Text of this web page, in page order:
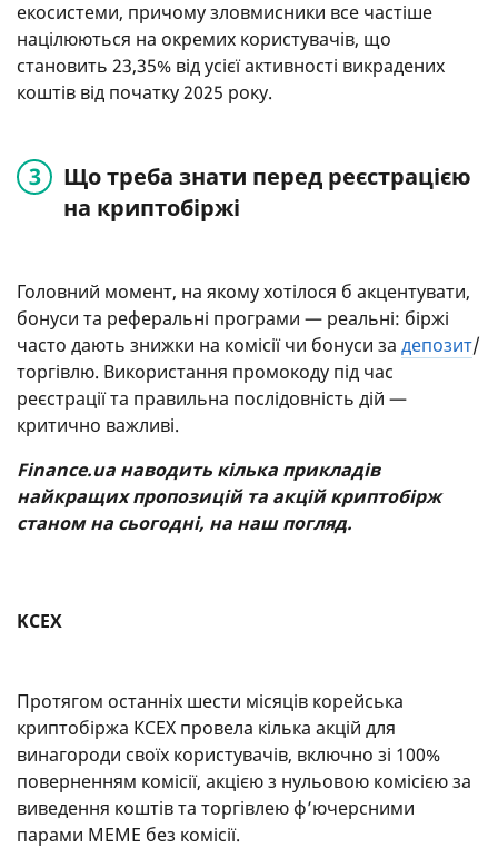
екосистеми, причому зловмисники все частіше
націлюються на окремих користувачів, що
становить 23,35% від усієї активності викрадених
коштів від початку 2025 року.
Що треба знати перед реєстрацією
на криптобіржі
Головний момент, на якому хотілося б акцентувати,
бонуси та реферальні програми — реальні: біржі
часто дають знижки на комісії чи бонуси за депозит/
торгівлю. Використання промокоду під час
реєстрації та правильна послідовність дій —
критично важливі.
Finance.ua наводить кілька прикладів
найкращих пропозицій та акцій криптобірж
станом на сьогодні, на наш погляд.
KCEX
Протягом останніх шести місяців корейська
криптобіржа KCEX провела кілька акцій для
винагороди своїх користувачів, включно зі 100%
поверненням комісії, акцією з нульовою комісією за
виведення коштів та торгівлею ф’ючерсними
парами MEME без комісії.